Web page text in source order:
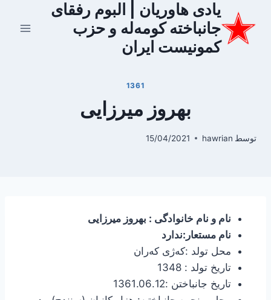
محتوا
یادی هاوریان | البوم رفقای
جانباخته کومه‌له و حزب
کمونیست ایران
1361
بهروز میرزایی
توسط hawrian
15/04/2021
نام و نام خانوادگی : بهروز میرزایی
نام مستعار:ندارد
محل تولد :كەژی كەران
تاریخ تولد : 1348
تاریخ جانباختن :1361.06.12